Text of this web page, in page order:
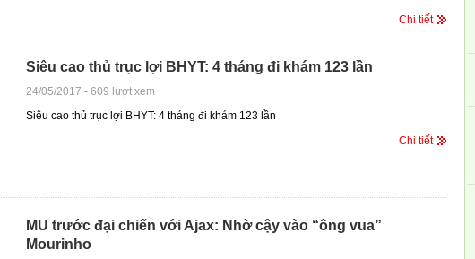
Chi tiết
Siêu cao thủ trục lợi BHYT: 4 tháng đi khám 123 lần
24/05/2017 - 609 lượt xem
Siêu cao thủ trục lợi BHYT: 4 tháng đi khám 123 lần
Chi tiết
MU trước đại chiến với Ajax: Nhờ cậy vào “ông vua”
Mourinho